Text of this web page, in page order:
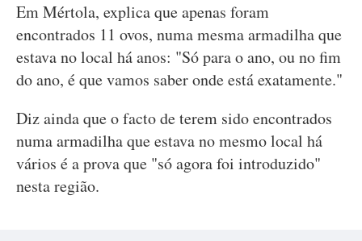
Em Mértola, explica que apenas foram
encontrados 11 ovos, numa mesma armadilha que
estava no local há anos: "Só para o ano, ou no fim
do ano, é que vamos saber onde está exatamente."
Diz ainda que o facto de terem sido encontrados
numa armadilha que estava no mesmo local há
vários é a prova que "só agora foi introduzido"
nesta região.